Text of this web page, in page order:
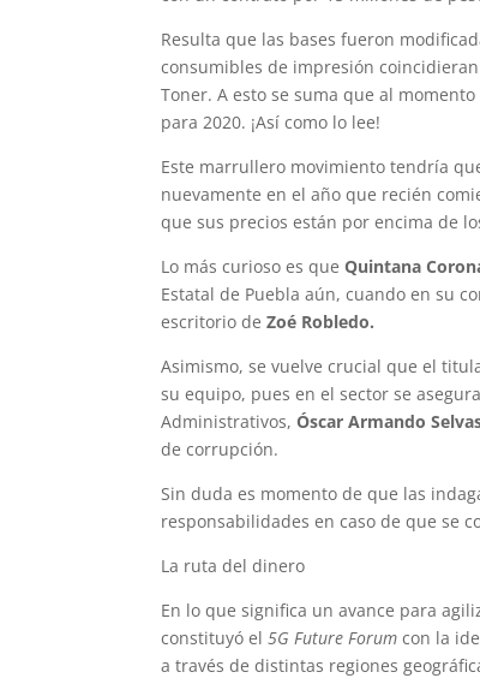
Resulta que las bases fueron
consumibles de impresión
Toner. A esto se suma que al
para 2020. ¡Así como lo lee!
Este marrullero movimiento tendría
nuevamente en el año que recién
que sus precios están por encima de
Lo más curioso es queQuintana
Estatal de Puebla aún, cuando en su
escritorio deZoé Robledo.
Asimismo, se vuelve crucial que el
su equipo, pues en el sector se
Administrativos,Óscar Armando
de corrupción.
Sin duda es momento de que las
responsabilidades en caso de que se
La ruta del dinero
En lo que significa un avance para
constituyó el5G Future Forum con la
a través de distintas regiones